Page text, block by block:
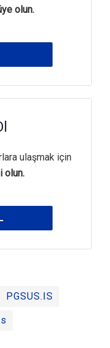
olun.
ulaşmak için
olun.
PGSUS.IS